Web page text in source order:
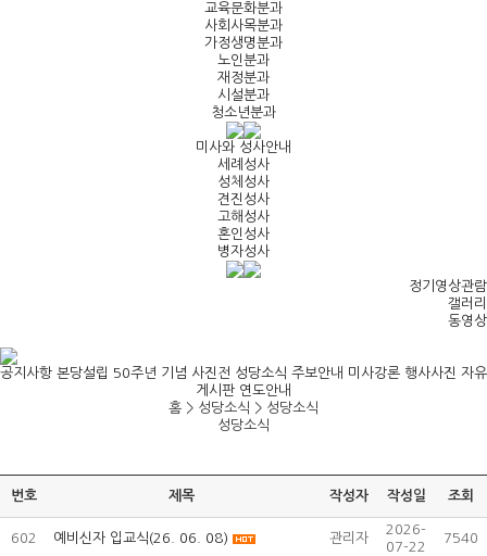
교육문화분과
사회사목분과
가정생명분과
노인분과
재정분과
시설분과
청소년분과
미사와 성사안내
세례성사
성체성사
견진성사
고해성사
혼인성사
병자성사
정기영상관람
갤러리
동영상
공지사항 본당설립 50주년 기념 사진전 성당소식 주보안내 미사강론 행사사진 자유
게시판 연도안내
홈 > 성당소식 > 성당소식
성당소식
번호 제목 작성자 작성일 조회
602 예비신자 입교식(26. 06. 08) 관리자
2026-
07-22
7540